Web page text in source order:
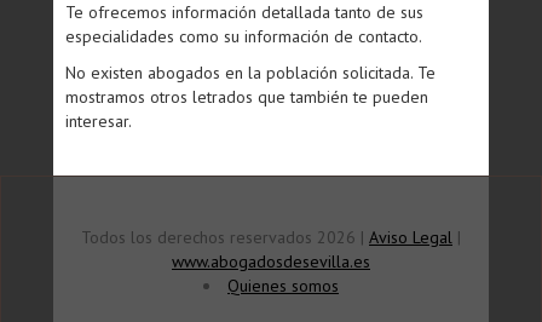
Te ofrecemos información detallada tanto de sus
especialidades como su información de contacto.
No existen abogados en la población solicitada. Te
mostramos otros letrados que también te pueden
interesar.
Todos los derechos reservados 2026 | Aviso Legal |
www.abogadosdesevilla.es
Quienes somos